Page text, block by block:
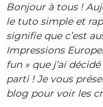
Bonjour à tous !
le tuto simple et
signifie que c’est
Impressions
fun » que j’ai
parti ! Je vous
blog pour voir les